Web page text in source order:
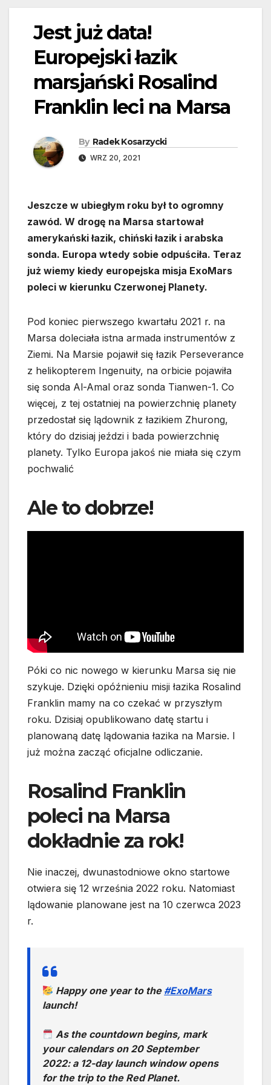
Jest już data!
Europejski łazik
marsjański Rosalind
Franklin leci na Marsa
By Radek Kosarzycki
WRZ 20, 2021
Jeszcze w ubiegłym roku był to ogromny
zawód. W drogę na Marsa startował
amerykański łazik, chiński łazik i arabska
sonda. Europa wtedy sobie odpuściła. Teraz
już wiemy kiedy europejska misja ExoMars
poleci w kierunku Czerwonej Planety.
Pod koniec pierwszego kwartału 2021 r. na
Marsa doleciała istna armada instrumentów z
Ziemi. Na Marsie pojawił się łazik Perseverance
z helikopterem Ingenuity, na orbicie pojawiła
się sonda Al-Amal oraz sonda Tianwen-1. Co
więcej, z tej ostatniej na powierzchnię planety
przedostał się lądownik z łazikiem Zhurong,
który do dzisiaj jeździ i bada powierzchnię
planety. Tylko Europa jakoś nie miała się czym
pochwalić
Ale to dobrze!
Póki co nic nowego w kierunku Marsa się nie
szykuje. Dzięki opóźnieniu misji łazika Rosalind
Franklin mamy na co czekać w przyszłym
roku. Dzisiaj opublikowano datę startu i
planowaną datę lądowania łazika na Marsie. I
już można zacząć oficjalne odliczanie.
Rosalind Franklin
poleci na Marsa
dokładnie za rok!
Nie inaczej, dwunastodniowe okno startowe
otwiera się 12 września 2022 roku. Natomiast
lądowanie planowane jest na 10 czerwca 2023
r.
Happy one year to the #ExoMars
launch!
As the countdown begins, mark
your calendars on 20 September
2022: a 12-day launch window opens
for the trip to the Red Planet.